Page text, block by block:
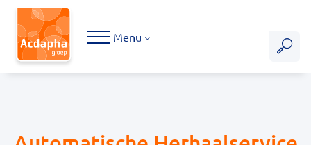
Hoofdmenu
Menu